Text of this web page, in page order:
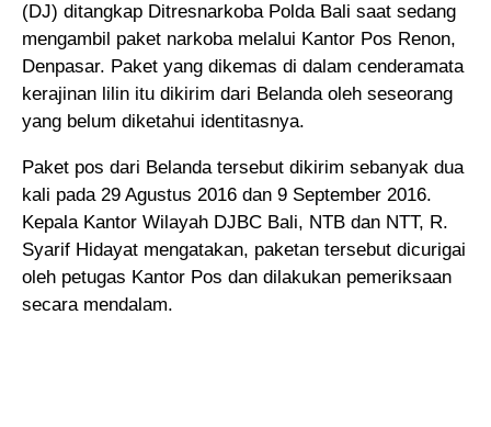
(DJ) ditangkap Ditresnarkoba Polda Bali saat sedang
mengambil paket narkoba melalui Kantor Pos Renon,
Denpasar. Paket yang dikemas di dalam cenderamata
kerajinan lilin itu dikirim dari Belanda oleh seseorang
yang belum diketahui identitasnya.
Paket pos dari Belanda tersebut dikirim sebanyak dua
kali pada 29 Agustus 2016 dan 9 September 2016.
Kepala Kantor Wilayah DJBC Bali, NTB dan NTT, R.
Syarif Hidayat mengatakan, paketan tersebut dicurigai
oleh petugas Kantor Pos dan dilakukan pemeriksaan
secara mendalam.